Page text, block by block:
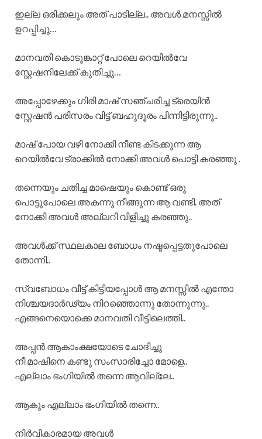
ഇല്ല ഒരിക്കലും അത് പാടില്ല.. അവൾ മനസ്സിൽ
ഉറപ്പിച്ചു…
മാനവതി കൊടുങ്കാറ്റ് പോലെ റെയിൽവേ
സ്റ്റേഷനിലേക്ക് കുതിച്ചു…
അപ്പോഴേക്കും ഗിരി മാഷ് സഞ്ചരിച്ച ട്രെയിൻ
സ്റ്റേഷൻ പരിസരം വിട്ട് ബഹുദൂരം പിന്നിട്ടിരുന്നു..
മാഷ് പോയ വഴി നോക്കി നീണ്ട കിടക്കുന്ന ആ
റെയിൽവേ ട്രാക്കിൽ നോക്കി അവൾ പൊട്ടി കരഞ്ഞു .
തന്നെയും ചതിച്ച മാഷെയും കൊണ്ട് ഒരു
പൊട്ടുപോലെ അകന്നു നീങ്ങുന്ന ആ വണ്ടി. അത്
നോക്കി അവൾ അല്ലറി വിളിച്ചു കരഞ്ഞു..
അവൾക്ക് സ്ഥലകാല ബോധം നഷ്ടപ്പെട്ടതുപോലെ
തോന്നി..
സ്വബോധം വീട്ട് കിട്ടിയപ്പോൾ ആ മനസ്സിൽ എന്തോ
നിശ്ചയദാർഢ്യം നിറഞ്ഞൊന്നു തോന്നുന്നു..
എങ്ങനെയൊക്കെ മാനവതി വീട്ടിലെത്തി..
അപ്പൻ ആകാംക്ഷയോടെ ചോദിച്ചു
നീ മാഷിനെ കണ്ടു സംസാരിച്ചോ മോളെ..
എല്ലാം ഭംഗിയിൽ തന്നെ ആവില്ലേ..
ആകും എല്ലാം ഭംഗിയിൽ തന്നെ..
നിർവികാരമായ അവൾ